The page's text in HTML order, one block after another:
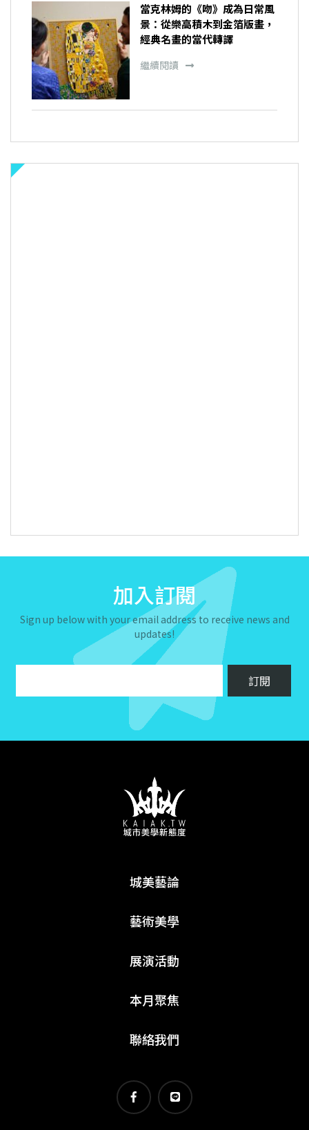
當克林姆的《吻》成為日常風
景：從樂高積木到金箔版畫，
經典名畫的當代轉譯
繼續閱讀
加入訂閱
Sign up below with your email address to receive news and
updates!
城美藝論
藝術美學
展演活動
本月聚焦
聯絡我們